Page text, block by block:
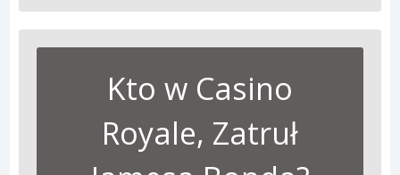
Kto w Casino
Royale, Zatruł